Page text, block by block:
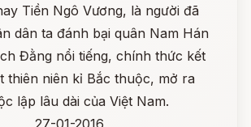
Tiền Ngô Vương, là người đã
dân ta đánh bại quân Nam Hán
Đằng nổi tiếng, chính thức kết
thiên niên kỉ Bắc thuộc, mở ra
lập lâu dài của Việt Nam.
27-01-2016